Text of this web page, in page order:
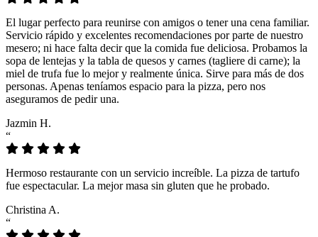
El lugar perfecto para reunirse con amigos o tener una cena familiar.
Servicio rápido y excelentes recomendaciones por parte de nuestro
mesero; ni hace falta decir que la comida fue deliciosa. Probamos la
sopa de lentejas y la tabla de quesos y carnes (tagliere di carne); la
miel de trufa fue lo mejor y realmente única. Sirve para más de dos
personas. Apenas teníamos espacio para la pizza, pero nos
aseguramos de pedir una.
Jazmin H.
“
Hermoso restaurante con un servicio increíble. La pizza de tartufo
fue espectacular. La mejor masa sin gluten que he probado.
Christina A.
“